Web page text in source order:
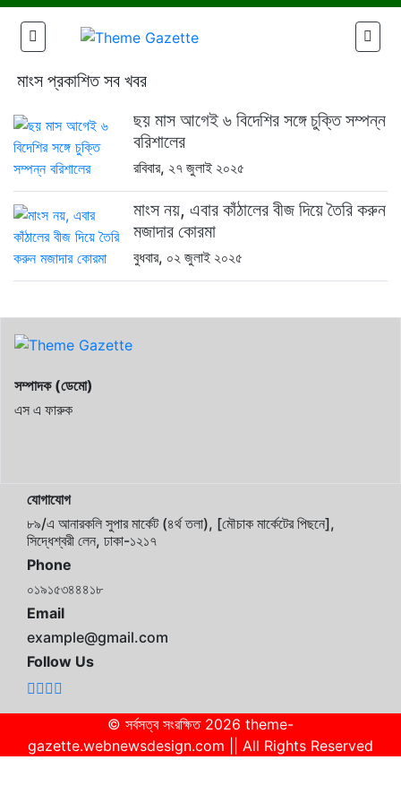
মাংস প্রকাশিত সব খবর
ছয় মাস আগেই ৬ বিদেশির সঙ্গে চুক্তি সম্পন্ন
বরিশালের
রবিবার, ২৭ জুলাই ২০২৫
মাংস নয়, এবার কাঁঠালের বীজ দিয়ে তৈরি করুন
মজাদার কোরমা
বুধবার, ০২ জুলাই ২০২৫
সম্পাদক (ডেমো)
এস এ ফারুক
যোগাযোগ
৮৯/এ আনারকলি সুপার মার্কেট (৪র্থ তলা), [মৌচাক মার্কেটের পিছনে],
সিদ্ধেশ্বরী লেন, ঢাকা-১২১৭
Phone
০১৯১৫৩৪৪৪১৮
Email
example@gmail.com
Follow Us
© সর্বসত্ব সংরক্ষিত 2026 theme-
gazette.webnewsdesign.com || All Rights Reserved